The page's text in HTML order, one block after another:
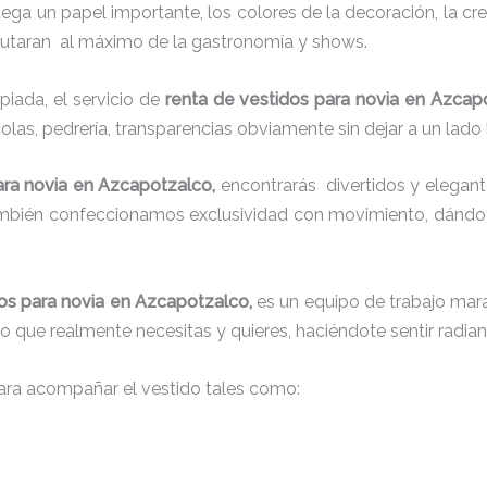
un papel importante, los colores de la decoración, la
al máximo de la gastronomía y shows.
el servicio de renta de vestidos para novia en
pedrería, transparencias obviamente sin dejar a un
novia en Azcapotzalco, encontrarás divertidos y
confeccionamos exclusividad con movimiento,
para novia en Azcapotzalco,es un equipo de trabajo
que realmente necesitas y quieres, haciéndote sentir
acompañar el vestido tales como: